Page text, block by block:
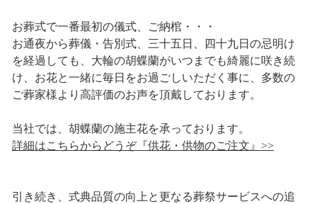
お葬式で一番最初の儀式、ご納棺・・・
お通夜から葬儀・告別式、三十五日、四十九日の忌明け
を経過しても、大輪の胡蝶蘭がいつまでも綺麗に咲き続
け、お花と一緒に毎日をお過ごしいただく事に、多数の
ご葬家様より高評価のお声を頂戴しております。
当社では、胡蝶蘭の施主花を承っております。
詳細はこちらからどうぞ『供花・供物のご注文』>>
引き続き、式典品質の向上と更なる葬祭サービスへの追